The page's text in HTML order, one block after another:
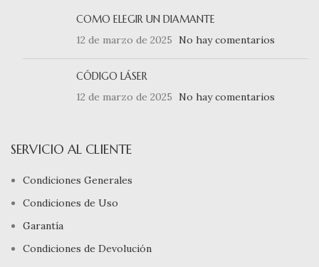
COMO ELEGIR UN DIAMANTE
12 de marzo de 2025
No hay comentarios
CÓDIGO LÁSER
12 de marzo de 2025
No hay comentarios
SERVICIO AL CLIENTE
Condiciones Generales
Condiciones de Uso
Garantía
Condiciones de Devolución